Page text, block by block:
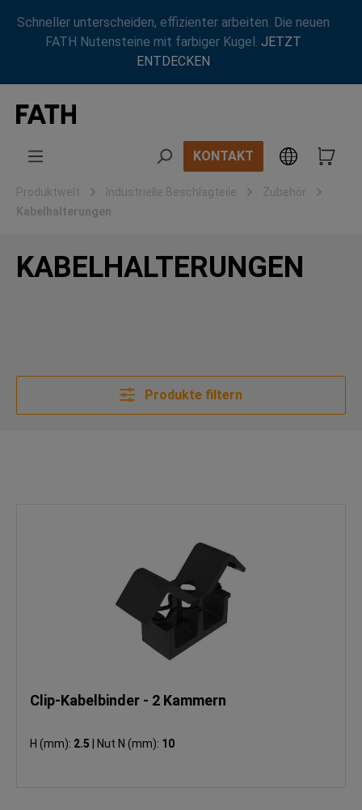
Zum Hauptinhalt springen
Schneller unterscheiden, effizienter arbeiten. Die neuen
FATH Nutensteine mit farbiger Kugel. JETZT
ENTDECKEN
KONTAKT
Produktwelt Industrielle Beschlagteile
Zubehör
Kabelhalterungen
KABELHALTERUNGEN
Produkte filtern
Clip-Kabelbinder - 2 Kammern
H (mm): 2.5 Nut N (mm): 10